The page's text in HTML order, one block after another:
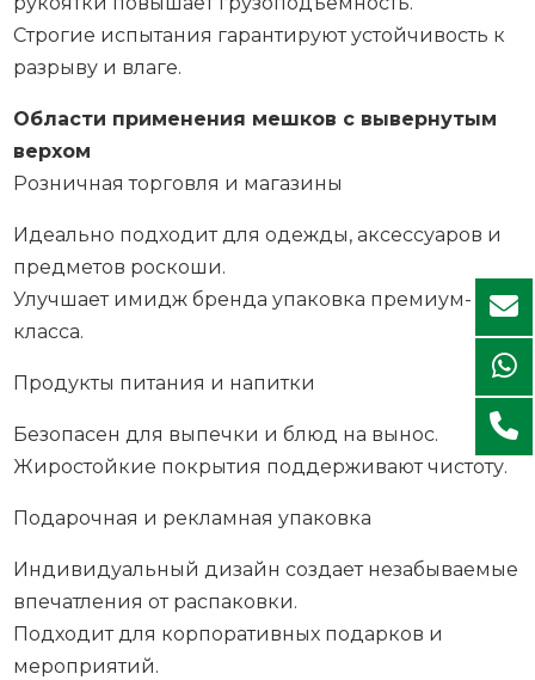
Строгие испытания гарантируют устойчивость к
разрыву и влаге.
Области применения мешков с вывернутым
верхом
Розничная торговля и магазины
Идеально подходит для одежды, аксессуаров и
предметов роскоши.
Улучшает имидж бренда упаковка премиум-
класса.
Продукты питания и напитки
Безопасен для выпечки и блюд на вынос.
Жиростойкие покрытия поддерживают чистоту.
Подарочная и рекламная упаковка
Индивидуальный дизайн создает незабываемые
впечатления от распаковки.
Подходит для корпоративных подарков и
мероприятий.